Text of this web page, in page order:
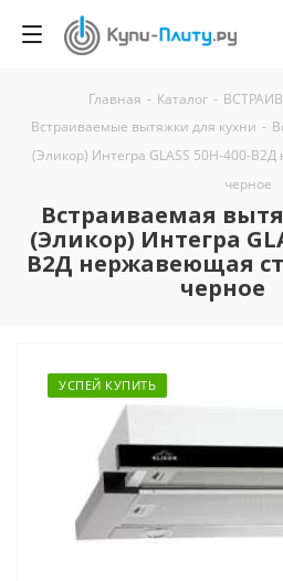
Главная - Каталог -
Встраиваемые вытяжки для кухни -
(Эликор) Интегра GLASS 50Н-400-
черное
Встраиваемая
(Эликор) Интегра
В2Д нержавеющая
черное
УСПЕЙ КУПИТЬ